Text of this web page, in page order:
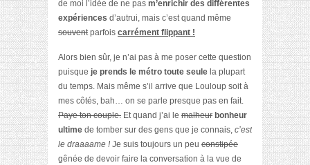
de moi l’idée de ne pas m’enrichir des différentes
expériences d’autrui, mais c’est quand même
souvent parfois carrément flippant !
Alors bien sûr, je n’ai pas à me poser cette question
puisque je prends le métro toute seule la plupart
du temps. Mais même s’il arrive que Louloup soit à
mes côtés, bah… on se parle presque pas en fait.
Paye ton couple. Et quand j’ai le malheur bonheur
ultime de tomber sur des gens que je connais, c’est
le draaaame ! Je suis toujours un peu constipée
gênée de devoir faire la conversation à la vue de